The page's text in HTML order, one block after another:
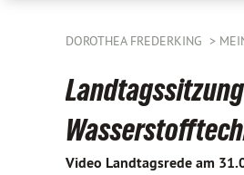
DOROTHEA FREDERKING
Landtagssitzung
Video Landtagsrede am